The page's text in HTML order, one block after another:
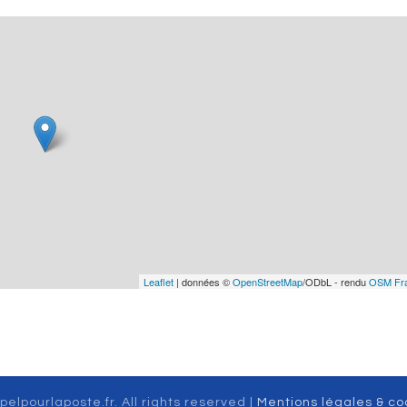
Leaflet | données ©OpenStreetMap/ODbL - renduOSM
All rights reserved | Mentions légales &